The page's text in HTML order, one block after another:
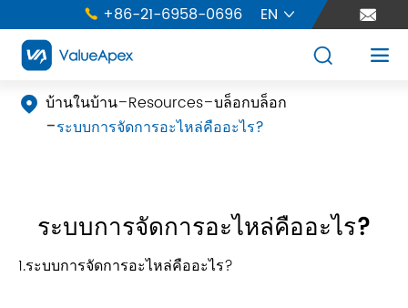
 +86-21-6958-0696 EN  
 
 บ้านในบ้าน Resources บล็อกบล็อก
ระบบการจัดการอะไหล่คืออะไร?
ระบบการจัดการอะไหล่คืออะไร?
1.ระบบการจัดการอะไหล่คืออะไร?